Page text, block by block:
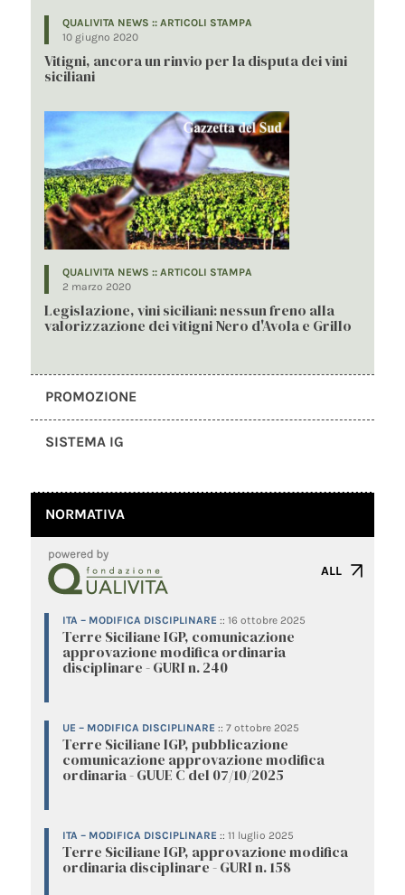
QUALIVITA NEWS :: ARTICOLI STAMPA
10 giugno 2020
Vitigni, ancora un rinvio per la disputa dei vini
siciliani
QUALIVITA NEWS :: ARTICOLI STAMPA
2 marzo 2020
Legislazione, vini siciliani: nessun freno alla
valorizzazione dei vitigni Nero d'Avola e Grillo
PROMOZIONE
SISTEMA IG
NORMATIVA
ALL
ITA – MODIFICA DISCIPLINARE :: 16 ottobre 2025
Terre Siciliane IGP, comunicazione
approvazione modifica ordinaria
disciplinare - GURI n. 240
UE – MODIFICA DISCIPLINARE :: 7 ottobre 2025
Terre Siciliane IGP, pubblicazione
comunicazione approvazione modifica
ordinaria - GUUE C del 07/10/2025
ITA – MODIFICA DISCIPLINARE :: 11 luglio 2025
Terre Siciliane IGP, approvazione modifica
ordinaria disciplinare - GURI n. 158